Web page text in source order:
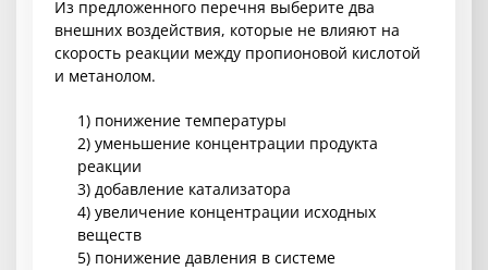
Из предложенного перечня выберите два
внешних воздействия, которые не влияют на
скорость реакции между пропионовой кислотой
и метанолом.
1) понижение температуры
2) уменьшение концентрации продукта
реакции
3) добавление катализатора
4) увеличение концентрации исходных
веществ
5) понижение давления в системе